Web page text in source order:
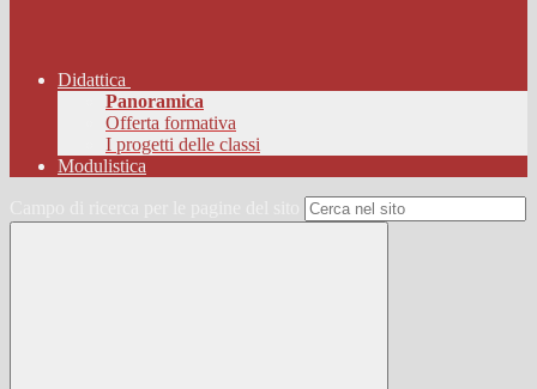
Didattica
Panoramica
Offerta formativa
I progetti delle classi
Modulistica